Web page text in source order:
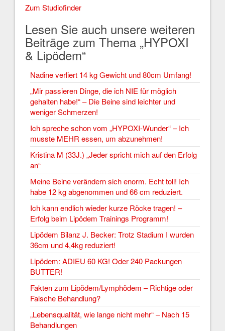
Zum Studiofinder
Lesen Sie auch unsere weiteren
Beiträge zum Thema „HYPOXI
& Lipödem“
Nadine verliert 14 kg Gewicht und 80cm Umfang!
„Mir passieren Dinge, die ich NIE für möglich
gehalten habe!“ – Die Beine sind leichter und
weniger Schmerzen!
Ich spreche schon vom „HYPOXI-Wunder“ – Ich
musste MEHR essen, um abzunehmen!
Kristina M (33J.) „Jeder spricht mich auf den Erfolg
an“
Meine Beine verändern sich enorm. Echt toll! Ich
habe 12 kg abgenommen und 66 cm reduziert.
Ich kann endlich wieder kurze Röcke tragen! –
Erfolg beim Lipödem Trainings Programm!
Lipödem Bilanz J. Becker: Trotz Stadium I wurden
36cm und 4,4kg reduziert!
Lipödem: ADIEU 60 KG! Oder 240 Packungen
BUTTER!
Fakten zum Lipödem/Lymphödem – Richtige oder
Falsche Behandlung?
„Lebensqualität, wie lange nicht mehr“ – Nach 15
Behandlungen